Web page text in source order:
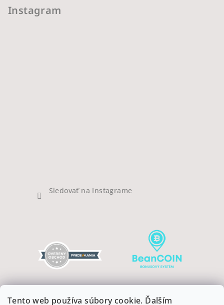
Tento web používa súbory cookie. Ďalším
Instagram
Sledovať na Instagrame